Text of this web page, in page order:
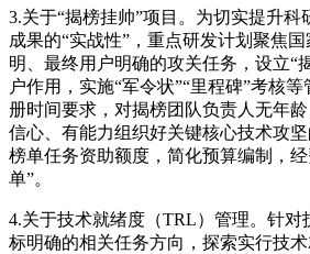
3.关于“揭榜挂帅”项目。为切实提升
成果的“实战性”，重点研发计划聚焦
明、最终用户明确的攻关任务，设立“
户作用，实施“军令状”“里程碑”考核
册时间要求，对揭榜团队负责人无年
信心、有能力组织好关键核心技术攻
榜单任务资助额度，简化预算编制，
单”。
4.关于技术就绪度（TRL）管理。针
标明确的相关任务方向，探索实行技